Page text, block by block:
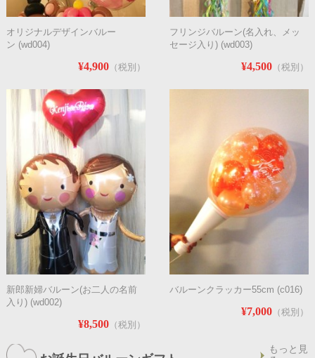
オリジナルデザインバルー
ン (wd004)
¥4,900（税別）
フリンジバルーン(名入れ、メッ
セージ入り) (wd003)
¥4,500 （税別）
新郎新婦バルーン(お二人の名前
入り) (wd002)
¥8,500（税別）
バルーンクラッカー55cm (c016)
¥7,000 （税別）
もっと見